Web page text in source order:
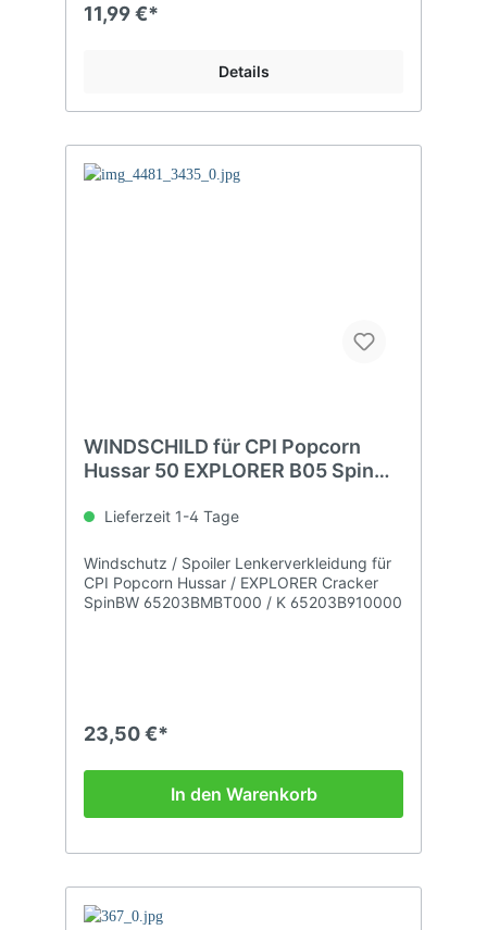
11,99 €*
Details
WINDSCHILD für CPI Popcorn
Hussar 50 EXPLORER B05 Spin
Lieferzeit 1-4 Tage
Windschutz / Spoiler Lenkerverkleidung für
CPI Popcorn Hussar / EXPLORER Cracker
SpinBW 65203BMBT000 / K 65203B910000
23,50 €*
In den Warenkorb